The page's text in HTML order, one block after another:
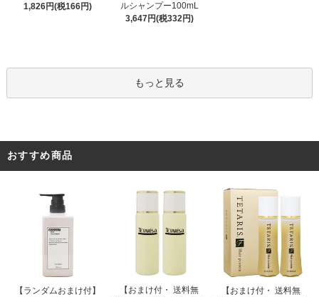
1,826円(税166円)
ルシャンプー100mL
3,647円(税332円)
もっと見る
おすすめ商品
【ランダムおまけ付】
【おまけ付・ 送料無
【おまけ付・ 送料無